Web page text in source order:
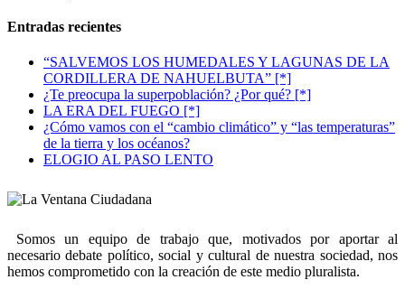
Entradas recientes
“SALVEMOS LOS HUMEDALES Y LAGUNAS DE LA
CORDILLERA DE NAHUELBUTA” [*]
¿Te preocupa la superpoblación? ¿Por qué? [*]
LA ERA DEL FUEGO [*]
¿Cómo vamos con el “cambio climático” y “las temperaturas”
de la tierra y los océanos?
ELOGIO AL PASO LENTO
Somos un equipo de trabajo que, motivados por aportar al
necesario debate político, social y cultural de nuestra sociedad, nos
hemos comprometido con la creación de este medio pluralista.